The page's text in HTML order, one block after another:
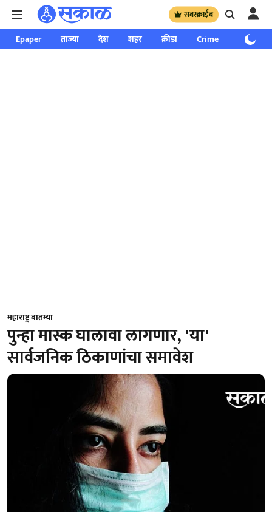
सबस्क्राईब
Epaper ताज्या देश शहर क्रीडा Crime साप्ताहिक
महाराष्ट्र बातम्या
पुन्हा मास्क घालावा लागणार, 'या'
सार्वजनिक ठिकाणांचा समावेश